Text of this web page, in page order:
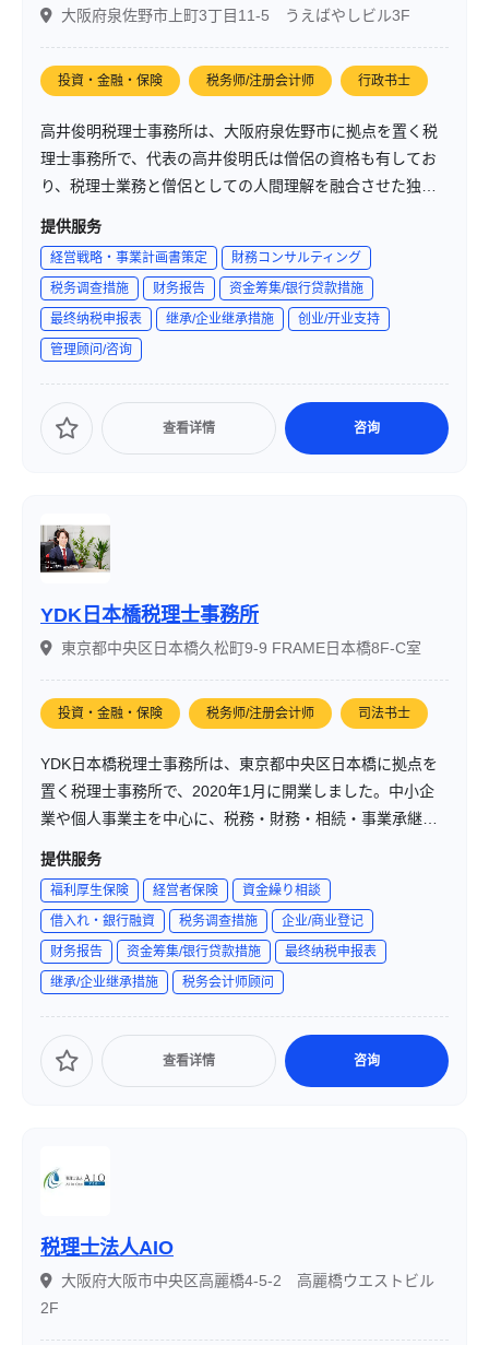
大阪府泉佐野市上町3丁目11-5 うえばやしビル3F
投資・金融・保険 税务师/注册会计师 行政书士
高井俊明税理士事務所は、大阪府泉佐野市に拠点を置く税
理士事務所で、代表の高井俊明氏は僧侶の資格も有してお
り、税理士業務と僧侶としての人間理解を融合させた独自
のサービスを提供しています。法人の確定申告やクラウド
続・贈与税申告や終活コンサルティング、宗教法人の税務
支援など、幅広い分野で地域の個人・法人をサポートして
います。
提供服务
経営戦略・事業計画書策定
財務コンサルティング
税务调查措施
财务报告
资金筹集/银行贷款措施
最终纳税申报表
继承/企业继承措施
创业/开业支持
管理顾问/咨询
查看详情 咨询
YDK日本橋税理士事務所
東京都中央区日本橋久松町9-9 FRAME日本橋8F-C室
投資・金融・保険 税务师/注册会计师 司法书士
YDK日本橋税理士事務所は、東京都中央区日本橋に拠点を
置く税理士事務所で、2020年1月に開業しました。中小企
業や個人事業主を中心に、税務・財務・相続・事業承継な
ど幅広い分野でサポートを提供しています。「書面添付制
率化など、先進的なサービスを通じて、顧客の成長を支援
しています。
提供服务
福利厚生保険 経営者保険
資金繰り相談
借入れ・銀行融資
税务调查措施
企业/商业登记
财务报告
资金筹集/银行贷款措施
最终纳税申报表
继承/企业继承措施
税务会计师顾问
查看详情 咨询
税理士法人AIO
大阪府大阪市中央区高麗橋4-5-2 高麗橋ウエストビル
2F